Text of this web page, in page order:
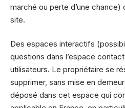
marché ou perte d’une chance)
site.
Des espaces interactifs
questions dans l’espace
utilisateurs. Le propriétaire se
supprimer, sans mise en
déposé dans cet espace qui